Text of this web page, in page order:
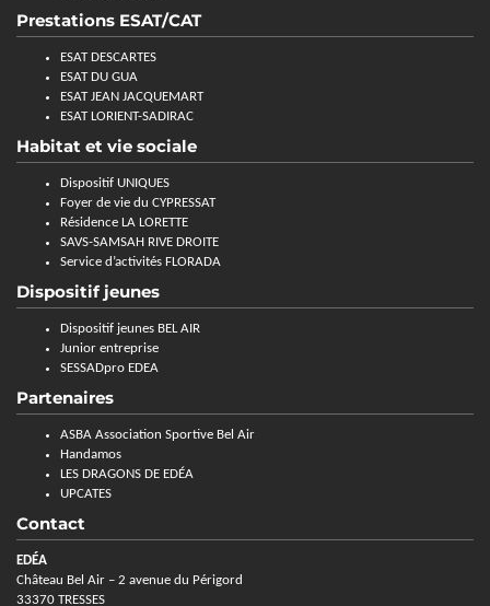
Prestations ESAT/CAT
ESAT DESCARTES
ESAT DU GUA
ESAT JEAN JACQUEMART
ESAT LORIENT-SADIRAC
Habitat et vie sociale
Dispositif UNIQUES
Foyer de vie du CYPRESSAT
Résidence LA LORETTE
SAVS-SAMSAH RIVE DROITE
Service d’activités FLORADA
Dispositif jeunes
Dispositif jeunes BEL AIR
Junior entreprise
SESSADpro EDEA
Partenaires
ASBA Association Sportive Bel Air
Handamos
LES DRAGONS DE EDÉA
UPCATES
Contact
EDÉA
Château Bel Air – 2 avenue du Périgord
33370 TRESSES